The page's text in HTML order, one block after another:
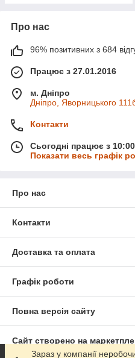
Про нас
96% позитивних з 684
Працює з 27.01.2016
м. Дніпро
Дніпро, Яворницького
Контакти
Сьогодні працює з
Показати весь графік
Про нас
Контакти
Доставка та оплата
Графік роботи
Повна версія сайту
Сайт створено на
Зараз у компанії